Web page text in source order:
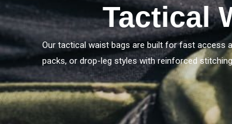
Tactical
Our tactical waist bags are built for fast access
packs, or drop-leg styles with reinforced